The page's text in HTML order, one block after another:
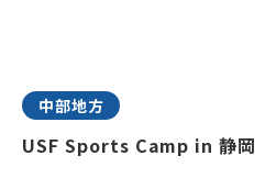
中部地方
USF Sports Camp in 静